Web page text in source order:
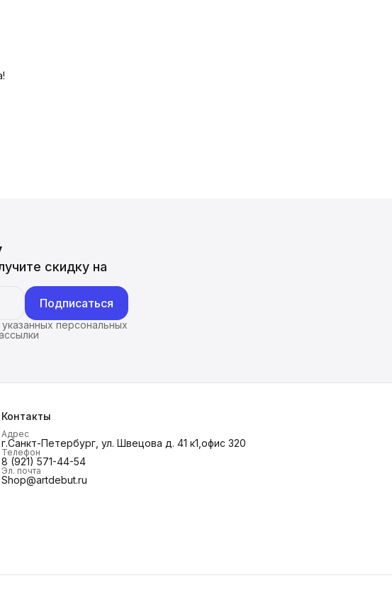
скидку на
Подписаться
персональных
Контакты
Адрес
г.Санкт-Петербург, ул. Швецова д. 41 к1,офис 320
Телефон
8 (921) 571-44-54
Эл. почта
Shop@artdebut.ru